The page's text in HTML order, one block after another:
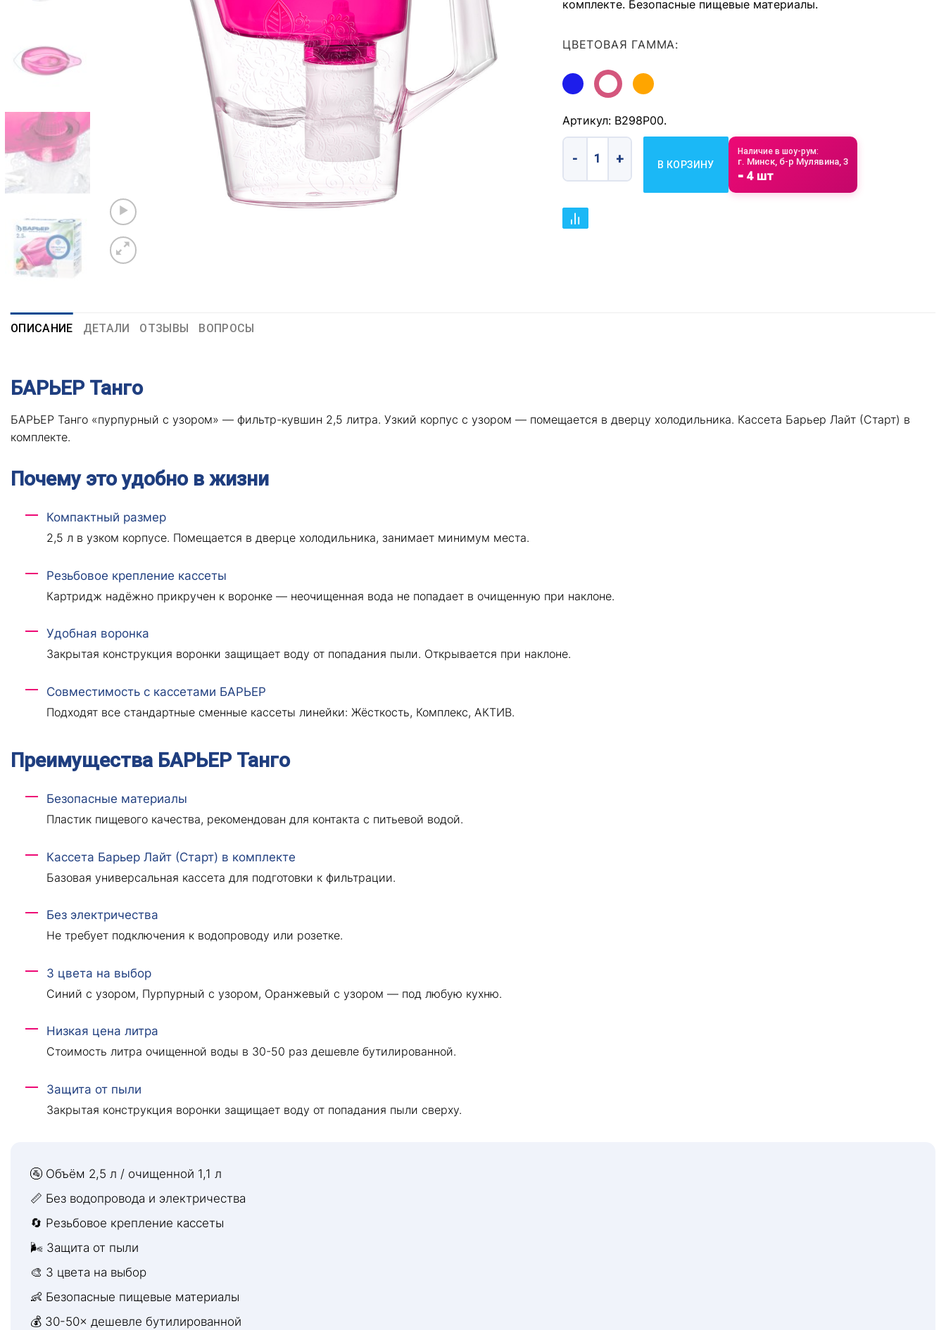
комплекте. Безопасные пищевые материалы.
ЦВЕТОВАЯ ГАММА:
Артикул: В298Р00.
Количество товара Фильтр-кувшин для очистки воды "БАРЬЕР Танго"
В КОРЗИНУ
Наличие в шоу-рум:
г. Минск, б-р Мулявина, 3
⁃ 4 шт
ОПИСАНИЕ ДЕТАЛИ ОТЗЫВЫ ВОПРОСЫ
БАРЬЕР Танго
БАРЬЕР Танго «пурпурный с узором» — фильтр-кувшин 2,5 литра. Узкий корпус с узором — помещается в дверцу холодильника. Кассета Барьер Лайт (Старт) в
комплекте.
Почему это удобно в жизни
Компактный размер
2,5 л в узком корпусе. Помещается в дверце холодильника, занимает минимум места.
Резьбовое крепление кассеты
Картридж надёжно прикручен к воронке — неочищенная вода не попадает в очищенную при наклоне.
Удобная воронка
Закрытая конструкция воронки защищает воду от попадания пыли. Открывается при наклоне.
Совместимость с кассетами БАРЬЕР
Подходят все стандартные сменные кассеты линейки: Жёсткость, Комплекс, АКТИВ.
Преимущества БАРЬЕР Танго
Безопасные материалы
Пластик пищевого качества, рекомендован для контакта с питьевой водой.
Кассета Барьер Лайт (Старт) в комплекте
Базовая универсальная кассета для подготовки к фильтрации.
Без электричества
Не требует подключения к водопроводу или розетке.
3 цвета на выбор
Синий с узором, Пурпурный с узором, Оранжевый с узором — под любую кухню.
Низкая цена литра
Стоимость литра очищенной воды в 30-50 раз дешевле бутилированной.
Защита от пыли
Закрытая конструкция воронки защищает воду от попадания пыли сверху.
🚰 Объём 2,5 л / очищенной 1,1 л
📏 Без водопровода и электричества
🔄 Резьбовое крепление кассеты
🌬 Защита от пыли
🎨 3 цвета на выбор
👶 Безопасные пищевые материалы
💰 30-50× дешевле бутилированной